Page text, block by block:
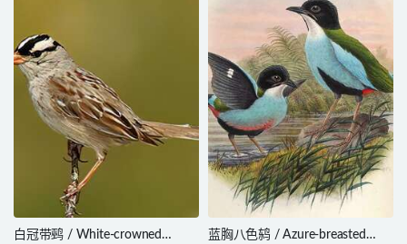
白冠带鹀 / White-crowned
蓝胸八色鸫 / Azure-breasted